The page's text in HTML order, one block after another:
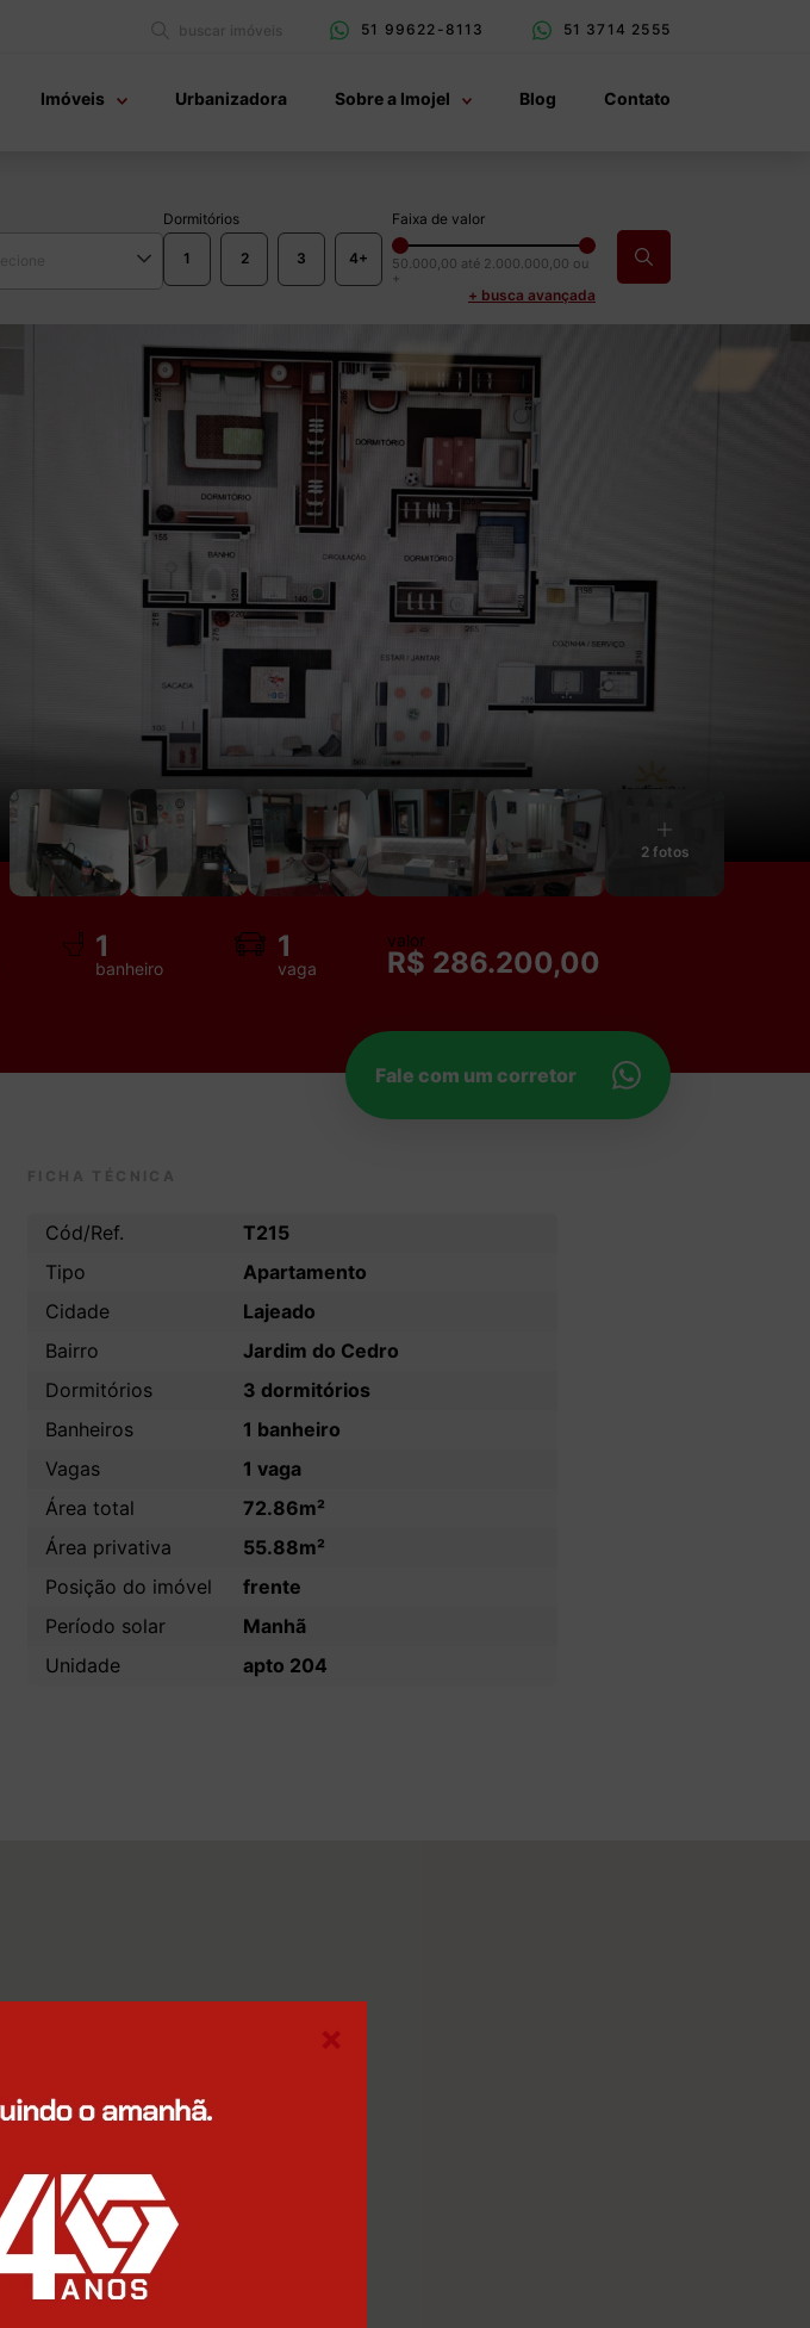
51 99622-8113 51 3714 2555
Imóveis Urbanizadora Sobre a Imojel Blog Contato
Dormitórios
1 2 3 4+
Faixa de valor
50.000,00 até 2.000.000,00 ou
+
+ busca avançada
2 fotos
1
banheiro
1
vaga
valor
R$ 286.200,00
Fale com um corretor
Cód/Ref.
T215
Tipo
Apartamento
Cidade
Lajeado
Bairro
Jardim do Cedro
Dormitórios
3 dormitórios
Banheiros
1 banheiro
Vagas
1 vaga
Área total
72.86m²
Área privativa
55.88m²
Posição do imóvel
frente
Período solar
Manhã
Unidade
apto 204